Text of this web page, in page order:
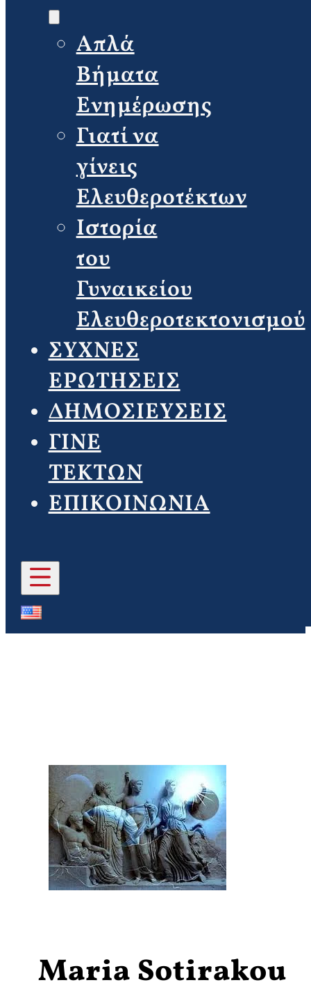
Απλά
Βήματα
Ενημέρωσης
Γιατί να
γίνεις
Ελευθεροτέκτων
Ιστορία
του
Γυναικείου
Ελευθεροτεκτονισμού
ΣΥΧΝΕΣ
ΕΡΩΤΗΣΕΙΣ
ΔΗΜΟΣΙΕΥΣΕΙΣ
ΓΙΝΕ
ΤΕΚΤΩΝ
ΕΠΙΚΟΙΝΩΝΙΑ
Maria Sotirakou